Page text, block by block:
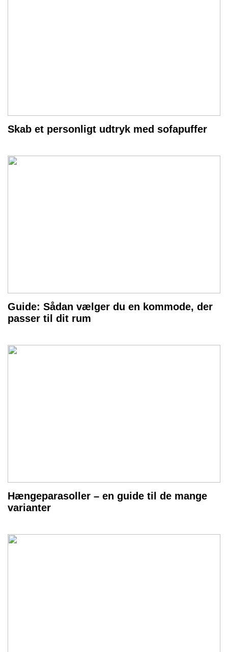
Skab et personligt udtryk med sofapuffer
Guide: Sådan vælger du en kommode, der
passer til dit rum
Hængeparasoller – en guide til de mange
varianter